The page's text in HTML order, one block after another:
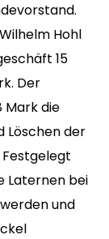
Hohl
15
Der
Mark die
Löschen der
Laternen bei
und